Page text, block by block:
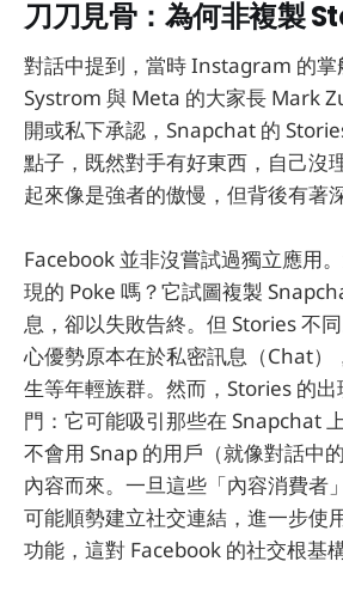
刀刀見骨：為何非複製
對話中提到，當時 Instagram 的掌
Systrom 與 Meta 的大家長 Mark
開或私下承認，Snapchat 的
點子，既然對手有好東西，自己沒
起來像是強者的傲慢，但背後有著
Facebook 並非沒嘗試過獨立應用
現的 Poke 嗎？它試圖複製
息，卻以失敗告終。但 Stories 不
心優勢原本在於私密訊息（Chat）
生等年輕族群。然而，Stories 的
門：它可能吸引那些在 Snapchat
不會用 Snap 的用戶（就像對話中
內容而來。一旦這些「內容消費者
可能順勢建立社交連結，進一步使
功能，這對 Facebook 的社交根基